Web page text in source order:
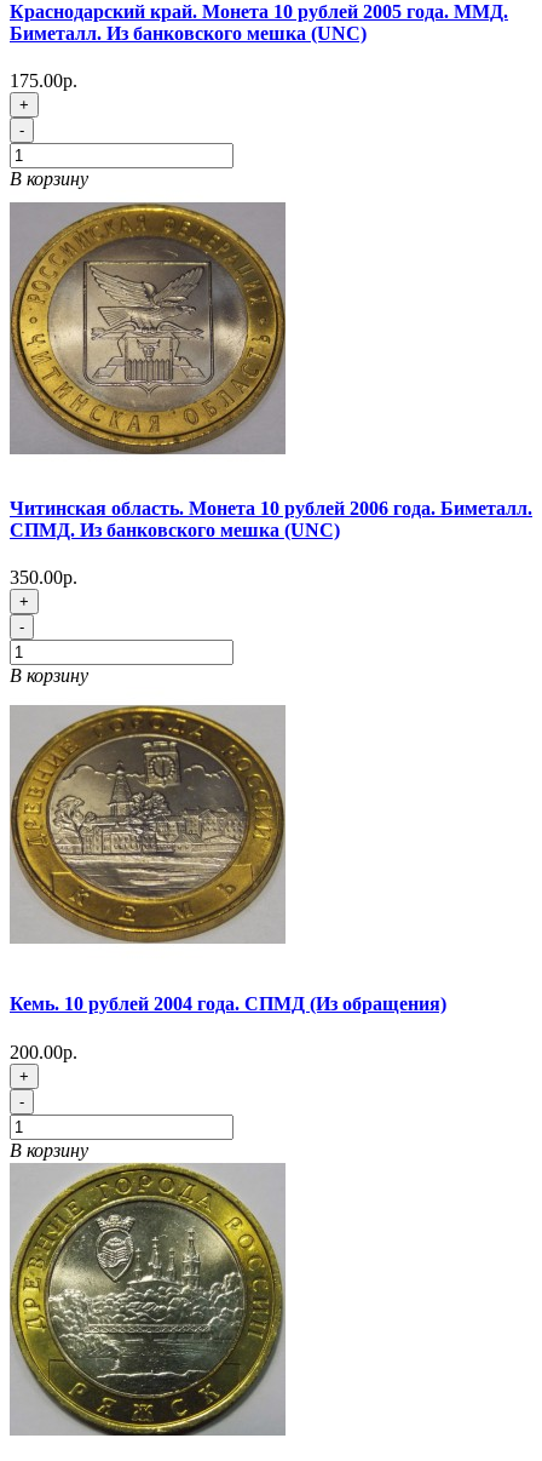
Краснодарский край. Монета 10 рублей 2005 года. ММД.
Биметалл. Из банковского мешка (UNC)
175.00р.
+
-
В корзину
Читинская область. Монета 10 рублей 2006 года. Биметалл.
СПМД. Из банковского мешка (UNC)
350.00р.
+
-
В корзину
Кемь. 10 рублей 2004 года. СПМД (Из обращения)
200.00р.
+
-
В корзину